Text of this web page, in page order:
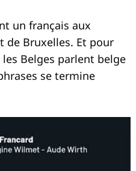
un français aux
de Bruxelles. Et pour
Belges parlent belge
se termine